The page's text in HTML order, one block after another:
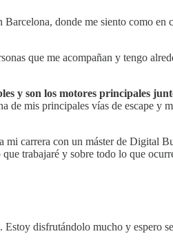
donde me siento como
que me acompañan y tengo
y son los motores principales
de mis principales vías de escape
carrera con un máster de Digital
trabajaré y sobre todo lo que
disfrutándolo mucho y espero